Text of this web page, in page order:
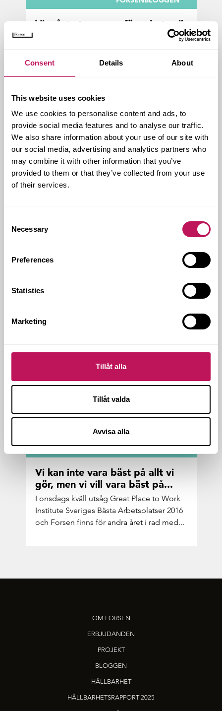
Consent Details About
This website uses cookies
We use cookies to personalise content and ads, to
provide social media features and to analyse our traffic.
We also share information about your use of our site with
our social media, advertising and analytics partners who
may combine it with other information that you’ve
provided to them or that they’ve collected from your use
of their services.
Selection
Necessary
Preferences
Statistics
Marketing
Tillåt alla
Tillåt valda
Avvisa alla
Vi måste ta an­svar för ar­bets­mil­
mil­jön, spe­ci­ellt inom bygg. Det anser For­
gels torg?
är just nu lät­ta­re sagt än gjort. Kring Ser­
FORSENBLOGGEN
Vi kan inte vara bäst på allt vi
gör, men vi vill vara bäst på...
I ons­dags kväll utsåg Great Place to Work
In­sti­tu­te Sve­ri­ges Bästa Ar­bets­plat­ser 2016
och For­sen finns för andra året i rad med...
OM FORSEN
ERBJUDANDEN
PROJEKT
BLOGGEN
HÅLLBARHET
HÅLLBARHETSRAPPORT 2025